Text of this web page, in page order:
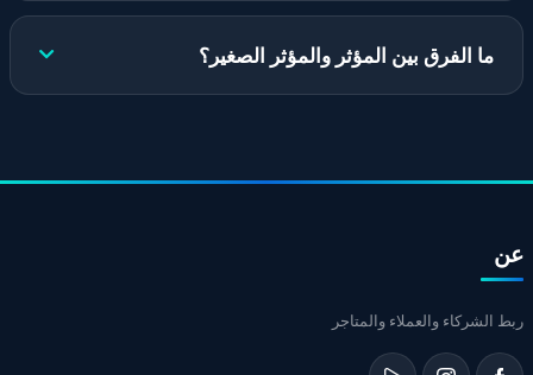
يدعم Affiracle جميع المنصات الرئيسية: Instagram وTikTok
وYouTube والمدونات والمزيد. يمكنك مشاركة الروابط التابعة
على أي قناة تناسب جمهورك.
ما الفرق بين المؤثر والمؤثر الصغير؟
عن
ربط الشركاء والعملاء والمتاجر